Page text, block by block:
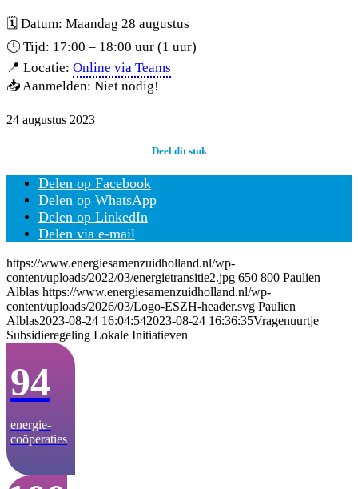
🗓️ Datum: Maandag 28 augustus
🕛 Tijd: 17:00 – 18:00 uur (1 uur)
📍 Locatie: Online via Teams
📥 Aanmelden: Niet nodig!
24 augustus 2023
Deel dit stuk
Delen op Facebook
Delen op WhatsApp
Delen op LinkedIn
Delen via e-mail
https://www.energiesamenzuidholland.nl/wp-
content/uploads/2022/03/energietransitie2.jpg 650 800 Paulien
Alblas https://www.energiesamenzuidholland.nl/wp-
content/uploads/2026/03/Logo-ESZH-header.svg Paulien
Alblas2023-08-24 16:04:542023-08-24 16:36:35Vragenuurtje
Subsidieregeling Lokale Initiatieven
94
energie­-
coöperaties